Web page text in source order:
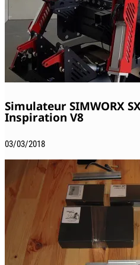
Simulateur SIMWORX
Inspiration V8
03/03/2018